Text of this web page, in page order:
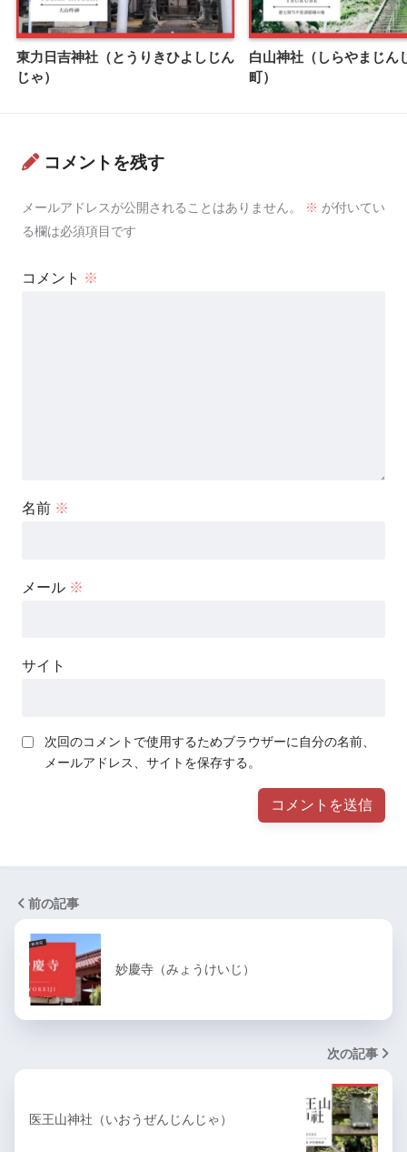
東力日吉神社（とうりきひよしじん
じゃ）
白山神社（しらやまじん
町）
コメントを残す
メールアドレスが公開されることはありません。 ※ が付いてい
る欄は必須項目です
コメント ※
名前 ※
メール ※
サイト
次回のコメントで使用するためブラウザーに自分の名前、
メールアドレス、サイトを保存する。
前の記事
妙慶寺（みょうけいじ）
次の記事
医王山神社（いおうぜんじんじゃ）